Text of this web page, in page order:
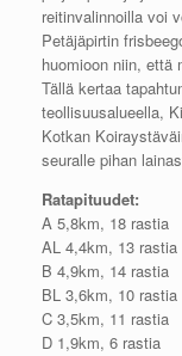
reitinvalinnoilla voi
Petäjäpirtin
huomioon niin, että
Tällä kertaa
teollisuusalueella,
Kotkan
seuralle pihan
Ratapituudet:
A 5,8km, 18 rastia
AL 4,4km, 13 rastia
B 4,9km, 14 rastia
BL 3,6km, 10 rastia
C 3,5km, 11 rastia
D 1,9km, 6 rastia